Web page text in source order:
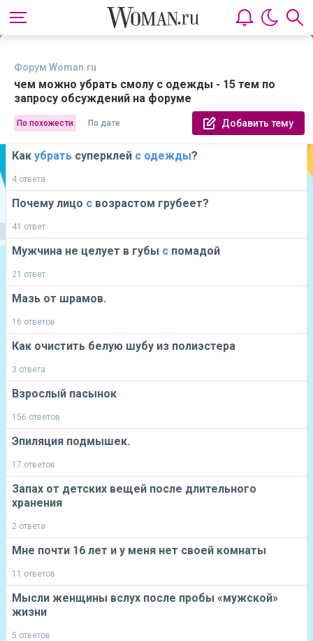
Форум Woman.ru
чем можно убрать смолу с одежды - 15 тем по
запросу обсуждений на форуме
По похожести По дате Добавить тему
Как убрать суперклей с одежды?
4 ответа
Почему лицо с возрастом грубеет?
41 ответ
Мужчина не целует в губы с помадой
21 ответ
Мазь от шрамов.
16 ответов
Как очистить белую шубу из полиэстера
3 ответа
Взрослый пасынок
156 ответов
Эпиляция подмышек.
17 ответов
Запах от детских вещей после длительного
хранения
2 ответа
Мне почти 16 лет и у меня нет своей комнаты
11 ответов
Мысли женщины вслух после пробы «мужской»
жизни
5 ответов